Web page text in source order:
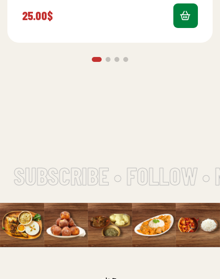
25.00$
SUBSCRIBE • FOLLOW •